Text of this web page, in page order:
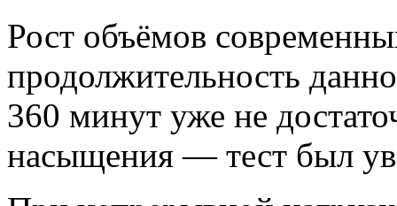
Рост объёмов
продолжительность
360 минут уже не
насыщения — тест был